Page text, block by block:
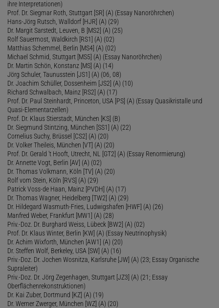
ihre Interpretationen)
Prof. Dr. Siegmar Roth, Stuttgart [SR] (A) (Essay Nanoröhrchen)
Hans-Jörg Rutsch, Walldorf [HJR] (A) (29)
Dr. Margit Sarstedt, Leuven, B [MS2] (A) (25)
Rolf Sauermost, Waldkirch [RS1] (A) (02)
Matthias Schemmel, Berlin [MS4] (A) (02)
Michael Schmid, Stuttgart [MS5] (A) (Essay Nanoröhrchen)
Dr. Martin Schön, Konstanz [MS] (A) (14)
Jörg Schuler, Taunusstein [JS1] (A) (06, 08)
Dr. Joachim Schüller, Dossenheim [JS2] (A) (10)
Richard Schwalbach, Mainz [RS2] (A) (17)
Prof. Dr. Paul Steinhardt, Princeton, USA [PS] (A) (Essay Quasikristalle und
Quasi-Elementarzellen)
Prof. Dr. Klaus Stierstadt, München [KS] (B)
Dr. Siegmund Stintzing, München [SS1] (A) (22)
Cornelius Suchy, Brüssel [CS2] (A) (20)
Dr. Volker Theileis, München [VT] (A) (20)
Prof. Dr. Gerald 't Hooft, Utrecht, NL [GT2] (A) (Essay Renormierung)
Dr. Annette Vogt, Berlin [AV] (A) (02)
Dr. Thomas Volkmann, Köln [TV] (A) (20)
Rolf vom Stein, Köln [RVS] (A) (29)
Patrick Voss-de Haan, Mainz [PVDH] (A) (17)
Dr. Thomas Wagner, Heidelberg [TW2] (A) (29)
Dr. Hildegard Wasmuth-Fries, Ludwigshafen [HWF] (A) (26)
Manfred Weber, Frankfurt [MW1] (A) (28)
Priv.-Doz. Dr. Burghard Weiss, Lübeck [BW2] (A) (02)
Prof. Dr. Klaus Winter, Berlin [KW] (A) (Essay Neutrinophysik)
Dr. Achim Wixforth, München [AW1] (A) (20)
Dr. Steffen Wolf, Berkeley, USA [SW] (A) (16)
Priv.-Doz. Dr. Jochen Wosnitza, Karlsruhe [JW] (A) (23; Essay Organische
Supraleiter)
Priv.-Doz. Dr. Jörg Zegenhagen, Stuttgart [JZ3] (A) (21; Essay
Oberflächenrekonstruktionen)
Dr. Kai Zuber, Dortmund [KZ] (A) (19)
Dr. Werner Zwerger, München [WZ] (A) (20)